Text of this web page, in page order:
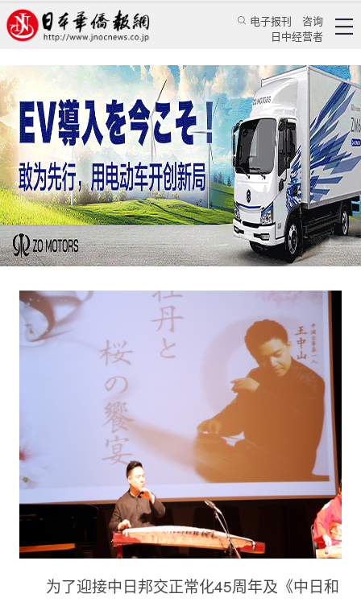
电子报刊
咨询
日中经营者
中国“古筝圣手”赴日弘扬中华艺术 精心打造“牡
丹与樱花的盛宴”
王鹏 华人新闻 文化风采
日本华侨报网 2016/10/4 15:33:15
为了迎接中日邦交正常化45周年及《中日和